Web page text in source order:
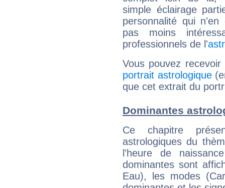
simple éclairage
personnalité qui n'en
pas moins
professionnels de l'
Vous pouvez
portrait astrologique
que cet extrait du
Dominantes
Ce chapitre
astrologiques du
l'heure de
dominantes sont
Eau), les modes